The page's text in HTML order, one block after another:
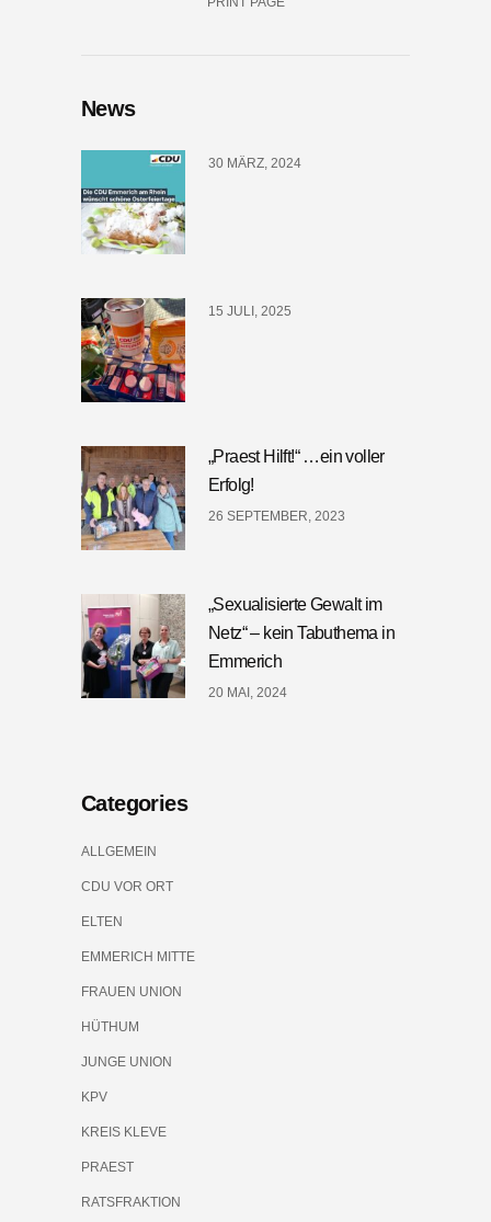
News
30 MÄRZ, 2024
15 JULI, 2025
„Praest Hilft!“ …ein voller
Erfolg!
26 SEPTEMBER, 2023
„Sexualisierte Gewalt im
Netz“ – kein Tabuthema in
Emmerich
20 MAI, 2024
Categories
ALLGEMEIN
CDU VOR ORT
ELTEN
EMMERICH MITTE
FRAUEN UNION
HÜTHUM
JUNGE UNION
KPV
KREIS KLEVE
PRAEST
RATSFRAKTION